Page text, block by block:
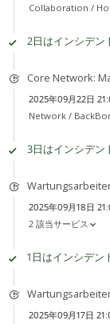
Collaboration /
2日はインシデン
Core Network:
2025年09月22日
Network /
3日はインシデン
2025年09月18日
2 該当サービス
1日はインシデン
2025年09月17日